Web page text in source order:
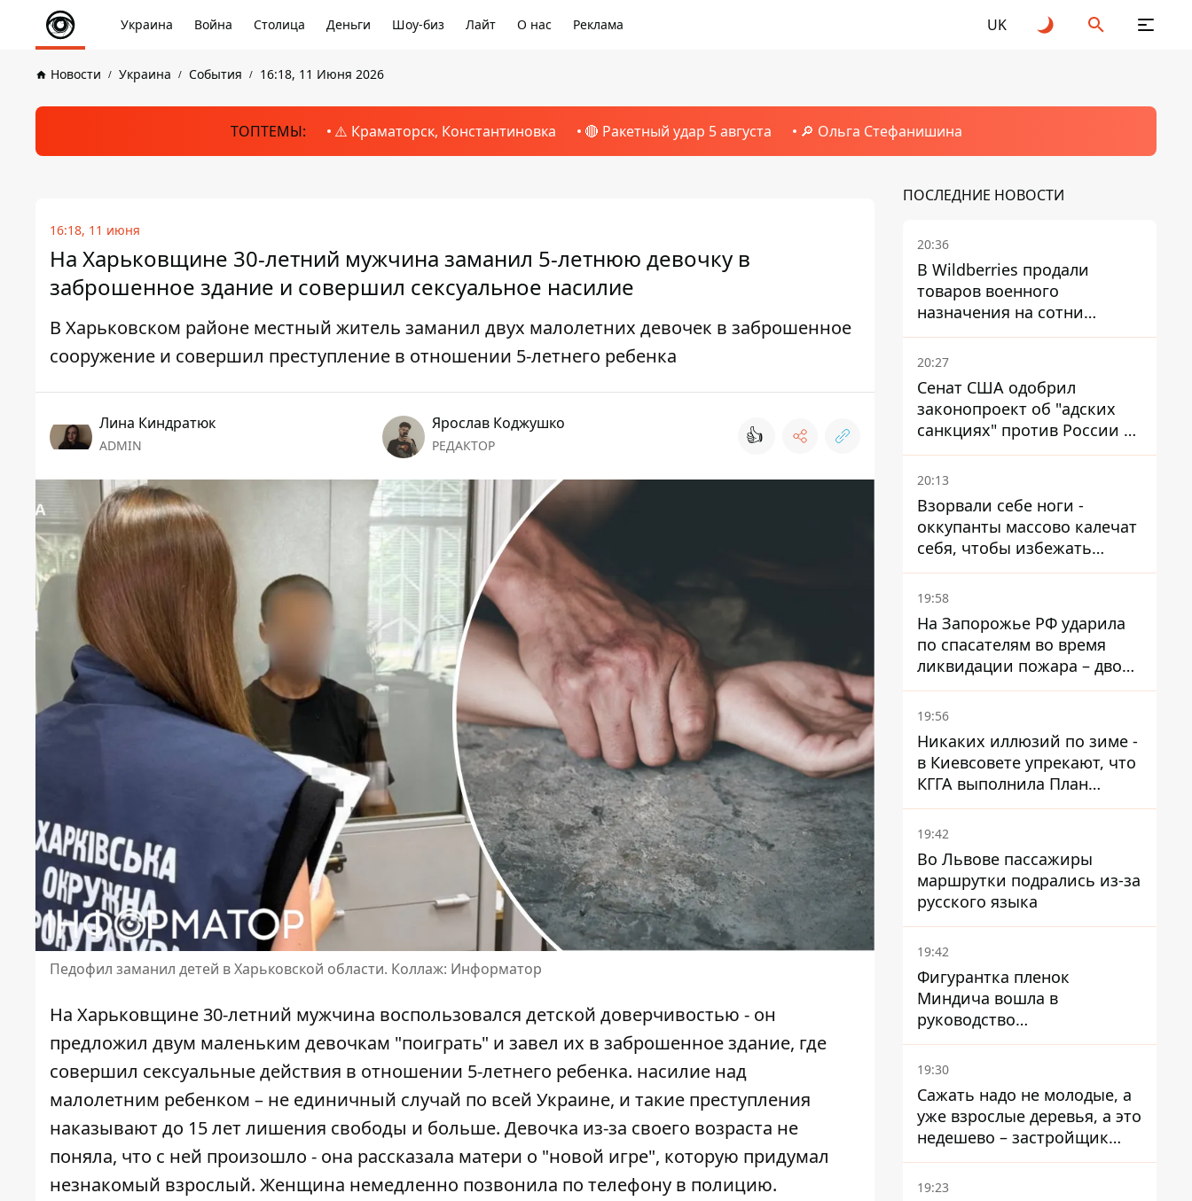
Украина Война Столица Деньги Шоу-биз Лайт О нас Реклама UK
Новости Украина События 16:18, 11 Июня 2026
ТОПТЕМЫ: ⚠️ Краматорск, Константиновка 🔴 Ракетный удар 5 августа 🔎 Ольга Стефанишина
16:18, 11 июня
На Харьковщине 30-летний мужчина заманил 5-летнюю девочку в
заброшенное здание и совершил сексуальное насилие
В Харьковском районе местный житель заманил двух малолетних девочек в заброшенное
сооружение и совершил преступление в отношении 5-летнего ребенка
Лина Киндратюк
ADMIN
Ярослав Коджушко
РЕДАКТОР 👍
Педофил заманил детей в Харьковской области. Коллаж: Информатор
На Харьковщине 30-летний мужчина воспользовался детской доверчивостью - он
предложил двум маленьким девочкам "поиграть" и завел их в заброшенное здание, где
совершил сексуальные действия в отношении 5-летнего ребенка. насилие над
малолетним ребенком – не единичный случай по всей Украине, и такие преступления
наказывают до 15 лет лишения свободы и больше. Девочка из-за своего возраста не
поняла, что с ней произошло - она ​​рассказала матери о "новой игре", которую придумал
незнакомый взрослый. Женщина немедленно позвонила по телефону в полицию.
ПОСЛЕДНИЕ НОВОСТИ
20:36
В Wildberries продали
товаров военного
назначения на сотни
миллионов, но удары ВСУ
изменили ситуацию
20:27
Сенат США одобрил
законопроект об "адских
санкциях" против России и
Ирана
20:13
Взорвали себе ноги -
оккупанты массово калечат
себя, чтобы избежать
штурмов - ГУР
19:58
На Запорожье РФ ударила
по спасателям во время
ликвидации пожара – двое
раненых
19:56
Никаких иллюзий по зиме -
в Киевсовете упрекают, что
КГГА выполнила План
устойчивости на 20%
19:42
Во Львове пассажиры
маршрутки подрались из-за
русского языка
19:42
Фигурантка пленок
Миндича вошла в
руководство
стратегического
госпредприятия - работала
заместителем Галущенко
19:30
Сажать надо не молодые, а
уже взрослые деревья, а это
недешево – застройщик
Никонов
19:23